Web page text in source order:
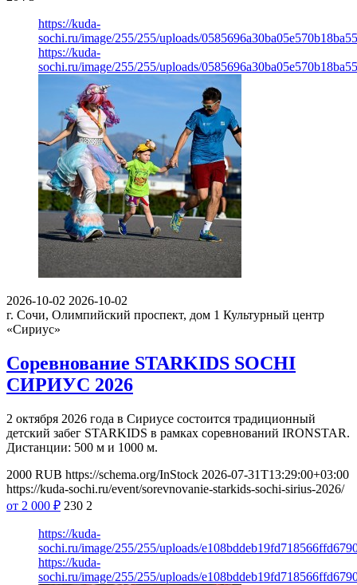
https://kuda-
sochi.ru/image/255/255/uploads/
https://kuda-
sochi.ru/image/255/255/uploads/
2026-10-02 2026-10-02
г. Сочи, Олимпийский проспект, дом 1 Культурный центр
«Сириус»
Соревнование STARKIDS SOCHI
СИРИУС 2026
2 октября 2026 года в Сириусе состоится традиционный
детский забег STARKIDS в рамках соревнований IRONSTAR.
Дистанции: 500 м и 1000 м.
2000 RUB https://schema.org/InStock 2026-07-31T13:29:00+03:00
https://kuda-sochi.ru/event/sorevnovanie-starkids-sochi-sirius-2026/
от 2 000 ₽ 230 2
https://kuda-
sochi.ru/image/255/255/uploads/
https://kuda-
sochi.ru/image/255/255/uploads/